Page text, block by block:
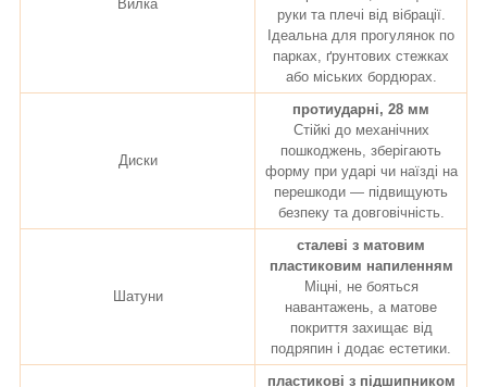
Вилка
руки та плечі від вібрації.
Ідеальна для прогулянок по
парках, ґрунтових стежках
або міських бордюрах.
Диски
протиударні, 28 мм
Стійкі до механічних
пошкоджень, зберігають
форму при ударі чи наїзді на
перешкоди — підвищують
безпеку та довговічність.
Шатуни
сталеві з матовим
пластиковим напиленням
Міцні, не бояться
навантажень, а матове
покриття захищає від
подряпин і додає естетики.
пластикові з підшипником